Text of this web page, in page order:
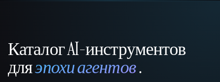
That AI Collection
Каталог AI-инструментов
дляэпохи агентов.